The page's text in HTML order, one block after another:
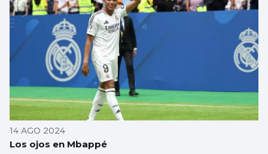
14 AGO 2024
Los ojos en Mbappé